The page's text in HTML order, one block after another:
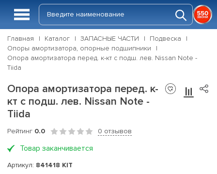
Главная Каталог ЗАПАСНЫЕ ЧАСТИ
Подвеска
Опоры амортизатора, опорные подшипники
Опора амортизатора перед. к-кт с подш. лев. Nissan Note -
Tiida
Опора амортизатора перед. к-
кт с подш. лев. Nissan Note -
Tiida
Рейтинг 0.0 0 отзывов
Товар заканчивается
Артикул: 841418 KIT